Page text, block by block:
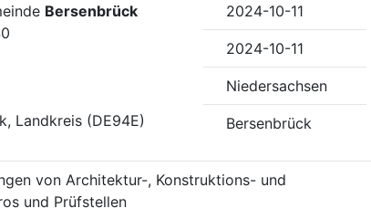
Bersenbrück
Landkreis (DE94E)
2024-10-11
2024-10-11
Niedersachsen
Bersenbrück
von Architektur-, Konstruktions- und
und Prüfstellen